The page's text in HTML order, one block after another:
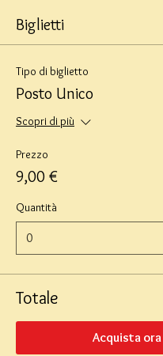
Biglietti
Tipo di biglietto
Posto Unico
Scopri di più
Prezzo
9,00 €
Quantità
Totale
Acquista ora